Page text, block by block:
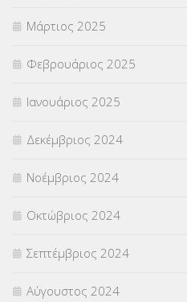
Μάρτιος 2025
Φεβρουάριος 2025
Ιανουάριος 2025
Δεκέμβριος 2024
Νοέμβριος 2024
Οκτώβριος 2024
Σεπτέμβριος 2024
Αύγουστος 2024